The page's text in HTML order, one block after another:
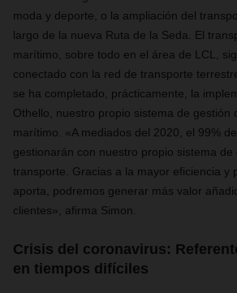
moda y deporte, o la ampliación del
largo de la nueva Ruta de la Seda. El
marítimo, sobre todo en el área de LCL,
conectado con la red de transporte
se ha completado, prácticamente, la
Othello, nuestro propio sistema de gestión
marítimo. «A mediados del 2020, el 99%
gestionarán con nuestro propio sistema de
transporte. Gracias a la mayor eficiencia y
aporta, podremos generar más valor
clientes», afirma Simon.
Crisis del coronavirus:
en tiempos difíciles